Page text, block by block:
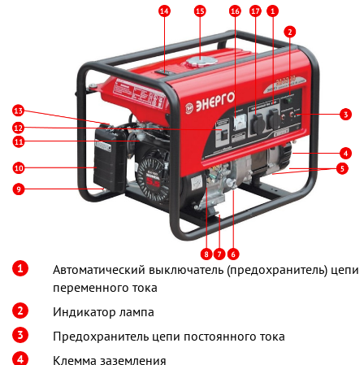
1
Автоматический выключатель (предохранитель) цепи
переменного тока
2 Индикатор лампа
3 Предохранитель цепи постоянного тока
4 Клемма заземления